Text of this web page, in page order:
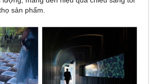
sản phẩm.